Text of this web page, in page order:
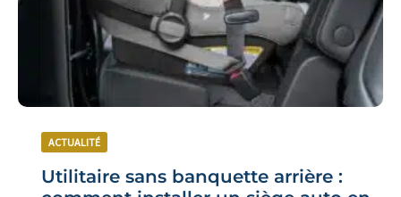
ACTUALITÉ
Utilitaire sans banquette arrière :